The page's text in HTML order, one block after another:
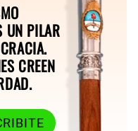
UN PILAR
CREEN